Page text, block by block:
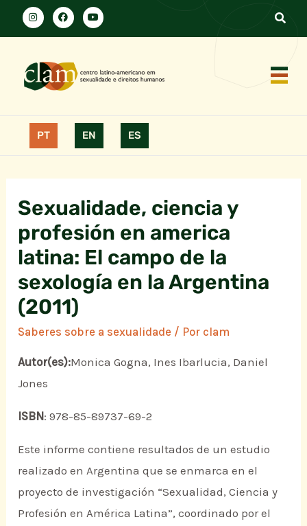
PT EN ES
Sexualidade, ciencia y
profesión en america
latina: El campo de la
sexología en la Argentina
(2011)
Saberes sobre a sexualidade / Por clam
Autor(es):Monica Gogna, Ines Ibarlucia, Daniel
Jones
ISBN: 978-85-89737-69-2
Este informe contiene resultados de un estudio
realizado en Argentina que se enmarca en el
proyecto de investigación “Sexualidad, Ciencia y
Profesión en América Latina”, coordinado por el